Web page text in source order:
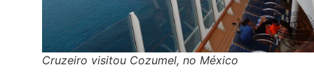
Cruzeiro visitou Cozumel, no México